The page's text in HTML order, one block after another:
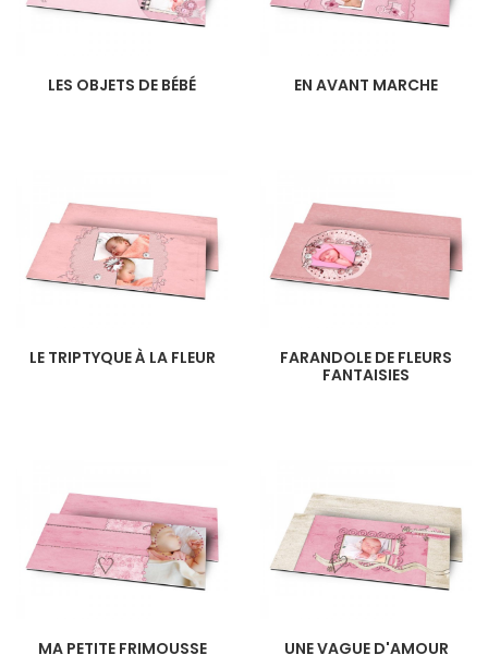
LES OBJETS DE BÉBÉ EN AVANT MARCHE
LE TRIPTYQUE À LA FLEUR
FARANDOLE DE FLEURS
FANTAISIES
MA PETITE FRIMOUSSE UNE VAGUE D'AMOUR